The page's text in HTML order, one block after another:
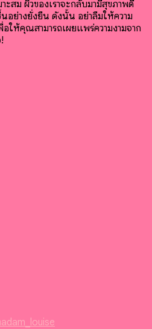
สม ผิวของเราจะกลับมามีสุขภาพดี
อย่างยั่งยืน ดังนั้น อย่าลืมให้ความ
ห้คุณสามารถเผยแพร่ความงามจาก